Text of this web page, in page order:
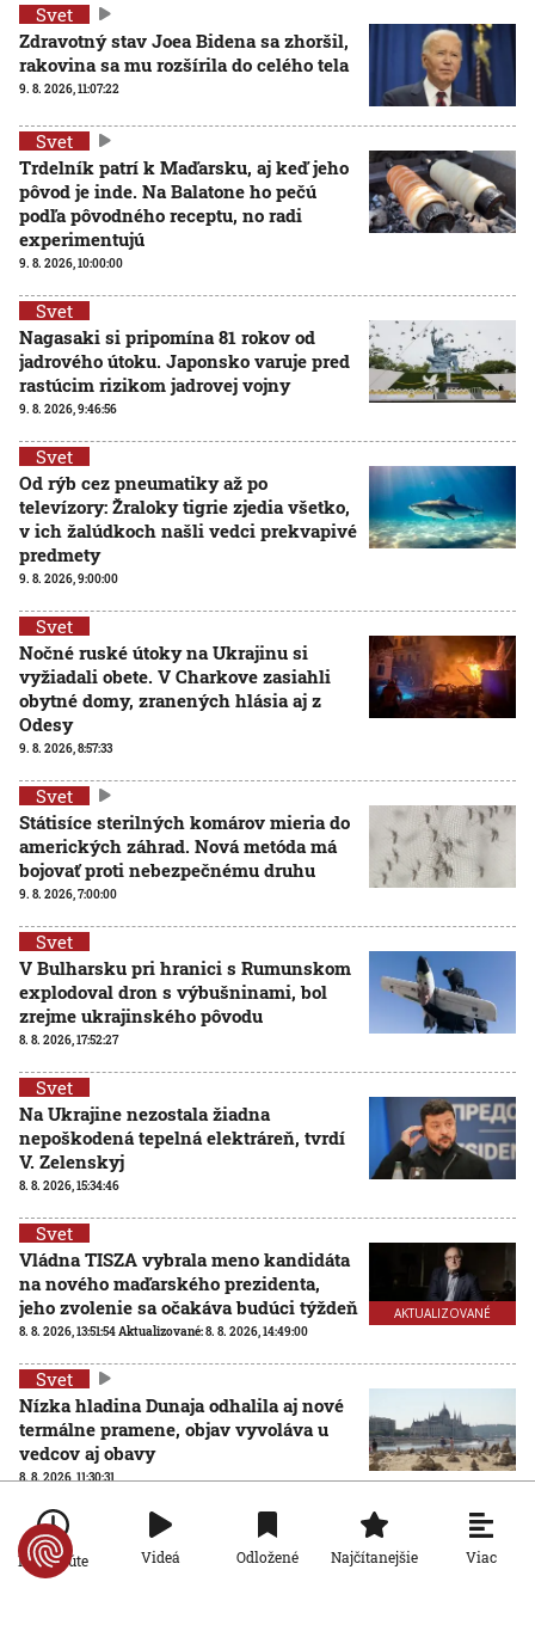
Svet
Zdravotný stav Joea Bidena sa zhoršil,
rakovina sa mu rozšírila do celého tela
9. 8. 2026, 11:07:22
Svet
Trdelník patrí k Maďarsku, aj keď jeho
pôvod je inde. Na Balatone ho pečú
podľa pôvodného receptu, no radi
experimentujú
9. 8. 2026, 10:00:00
Svet
Nagasaki si pripomína 81 rokov od
jadrového útoku. Japonsko varuje pred
rastúcim rizikom jadrovej vojny
9. 8. 2026, 9:46:56
Svet
Od rýb cez pneumatiky až po
televízory: Žraloky tigrie zjedia všetko,
v ich žalúdkoch našli vedci prekvapivé
predmety
9. 8. 2026, 9:00:00
Svet
Nočné ruské útoky na Ukrajinu si
vyžiadali obete. V Charkove zasiahli
obytné domy, zranených hlásia aj z
Odesy
9. 8. 2026, 8:57:33
Svet
Státisíce sterilných komárov mieria do
amerických záhrad. Nová metóda má
bojovať proti nebezpečnému druhu
9. 8. 2026, 7:00:00
Svet
V Bulharsku pri hranici s Rumunskom
explodoval dron s výbušninami, bol
zrejme ukrajinského pôvodu
8. 8. 2026, 17:52:27
Svet
Na Ukrajine nezostala žiadna
nepoškodená tepelná elektráreň, tvrdí
V. Zelenskyj
8. 8. 2026, 15:34:46
AKTUALIZOVANÉ
Svet
Vládna TISZA vybrala meno kandidáta
na nového maďarského prezidenta,
jeho zvolenie sa očakáva budúci týždeň
8. 8. 2026, 13:51:54Aktualizované:8. 8. 2026, 14:49:00
Svet
Nízka hladina Dunaja odhalila aj nové
termálne pramene, objav vyvoláva u
vedcov aj obavy
8. 8. 2026, 11:30:31
Svet
Podvodné ponuky ubytovania v Chorvátsku: Pár kliknutí
Po minúte Videá Odložené Najčítanejšie Viac